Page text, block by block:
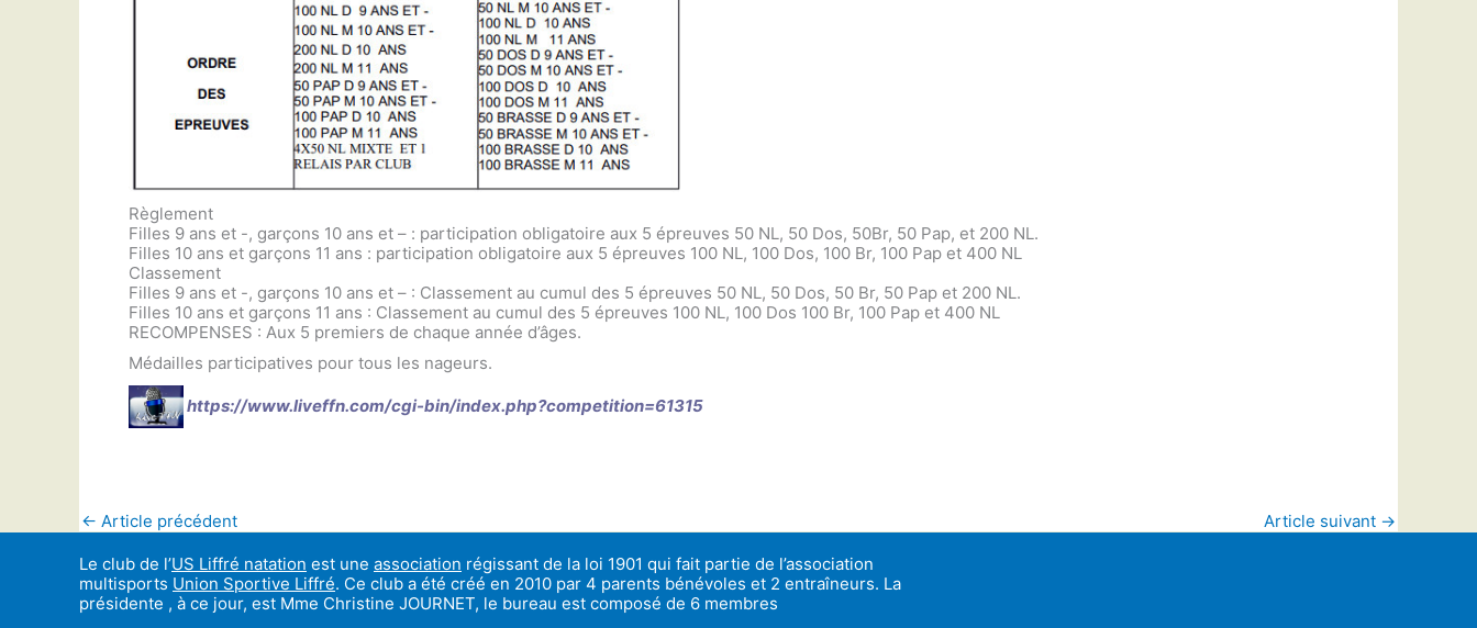
Règlement
Filles 9 ans et -, garçons 10 ans et – : participation obligatoire aux 5 épreuves 50 NL, 50 Dos, 50Br, 50 Pap, et 200 NL.
Filles 10 ans et garçons 11 ans : participation obligatoire aux 5 épreuves 100 NL, 100 Dos, 100 Br, 100 Pap et 400 NL
Classement
Filles 9 ans et -, garçons 10 ans et – : Classement au cumul des 5 épreuves 50 NL, 50 Dos, 50 Br, 50 Pap et 200 NL.
Filles 10 ans et garçons 11 ans : Classement au cumul des 5 épreuves 100 NL, 100 Dos 100 Br, 100 Pap et 400 NL
RECOMPENSES : Aux 5 premiers de chaque année d’âges.
Médailles participatives pour tous les nageurs.
https://www.liveffn.com/cgi-bin/index.php?competition=61315
← Article précédent Article suivant →
Le club de l’US Liffré natation est une association régissant de la loi 1901 qui fait partie de l’association
multisports Union Sportive Liffré. Ce club a été créé en 2010 par 4 parents bénévoles et 2 entraîneurs. La
présidente , à ce jour, est Mme Christine JOURNET, le bureau est composé de 6 membres